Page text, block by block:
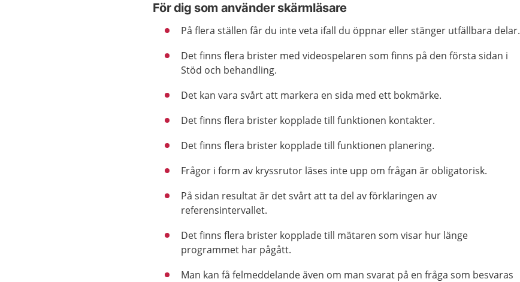
För dig som använder skärmläsare
På flera ställen får du inte veta ifall du öppnar eller stänger utfällbara delar.
Det finns flera brister med videospelaren som finns på den första sidan i
Stöd och behandling.
Det kan vara svårt att markera en sida med ett bokmärke.
Det finns flera brister kopplade till funktionen kontakter.
Det finns flera brister kopplade till funktionen planering.
Frågor i form av kryssrutor läses inte upp om frågan är obligatorisk.
På sidan resultat är det svårt att ta del av förklaringen av
referensintervallet.
Det finns flera brister kopplade till mätaren som visar hur länge
programmet har pågått.
Man kan få felmeddelande även om man svarat på en fråga som besvaras